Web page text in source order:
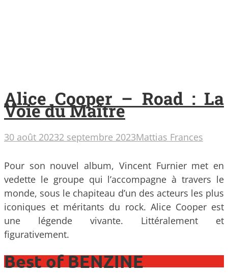
Alice Cooper – Road : La
Voie du Maître
30 août 20232 septembre 2023Mattias Frances
Pour son nouvel album, Vincent Furnier met en
vedette le groupe qui l’accompagne à travers le
monde, sous le chapiteau d’un des acteurs les plus
iconiques et méritants du rock. Alice Cooper est
une légende vivante. Littéralement et
figurativement.
Best of BENZINE